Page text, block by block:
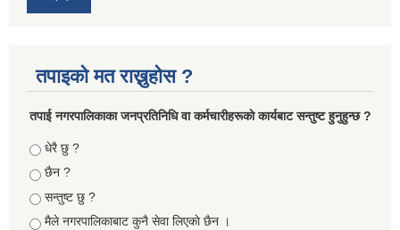
तपाइको मत राख्नुहोस ?
तपा‌ई नगरपालिकाका जनप्रतिनिधि वा कर्मचारीहरूकाे कार्यबाट सन्तुष्ट हुनुहुन्छ ?
Choices
धेरै छु ?
छैन ?
सन्तुष्ट छु ?
मैले नगरपालिकाबाट कुनै सेवा लिएकाे छैन ।